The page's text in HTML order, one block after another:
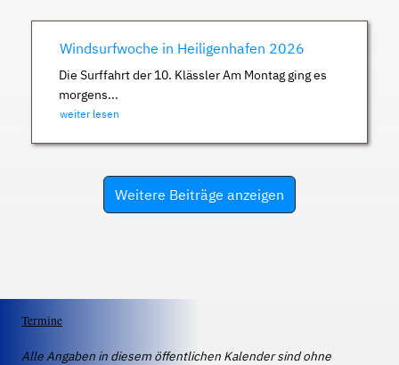
Windsurfwoche in Heiligenhafen 2026
Die Surffahrt der 10. Klässler Am Montag ging es
morgens...
weiter lesen
Weitere Beiträge anzeigen
Termine
Alle Angaben in diesem öffentlichen Kalender sind ohne